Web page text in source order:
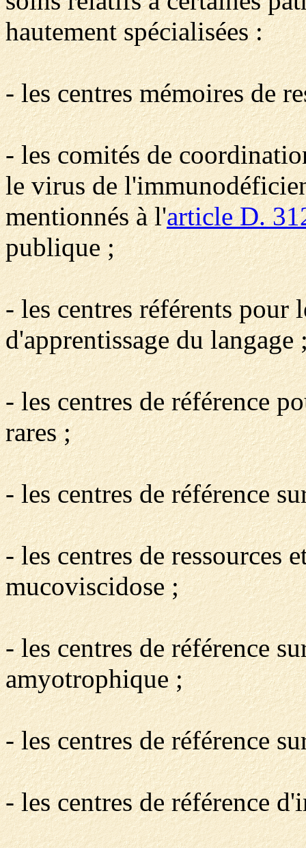
hautement spécialisées :
- les centres mémoires de
- les comités de
le virus de
mentionnés à l'article D.
publique ;
- les centres référents pour
d'apprentissage du langage
- les centres de référence
rares ;
- les centres de référence
- les centres de ressources
mucoviscidose ;
- les centres de référence
amyotrophique ;
- les centres de référence
- les centres de référence